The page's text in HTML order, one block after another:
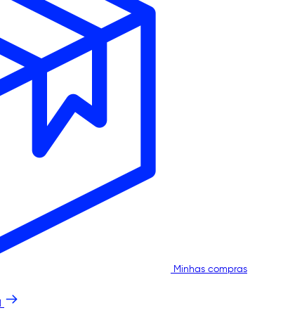
Minhas compras